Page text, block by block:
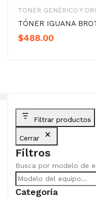
TONER GENÉRICO Y
TÓNER IGUANA
$488.00
Filtrar productos
Cerrar
Filtros
Busca por modelo de
Categoría